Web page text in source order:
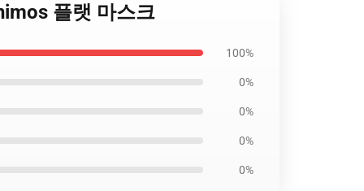
플랫 마스크
100%
0%
0%
0%
0%